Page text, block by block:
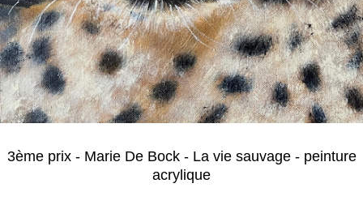
3ème prix - Marie De Bock - La vie sauvage - peinture
acrylique